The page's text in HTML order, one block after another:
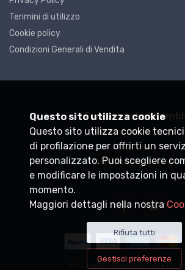
Terimini di utilizzo
Cookie policy
Condizioni Generali di Vendita
Ferramenta Xtumble
P.IVADEMO0000000
+39
info@xtumble.com
© All rights reserved. Made by
Questo sito utilizza cookie
Questo sito utilizza cookie
di profilazione per offrirti un
personalizzato. Puoi scegliere
e modificare le impostazioni in
momento.
Maggiori dettagli nella nostra
Rifiuta tutti
Gestisci preferenze